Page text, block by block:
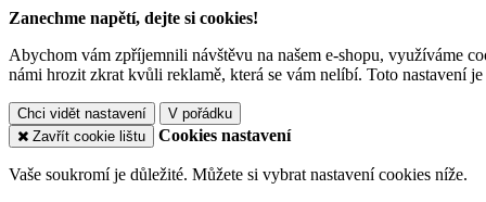
Zanechme napětí, dejte si cookies!
Abychom vám zpříjemnili návštěvu na našem e-shopu, využíváme
námi hrozit zkrat kvůli reklamě, která se vám nelíbí. Toto nastavení
Chci vidět nastavení
V pořádku
Zavřít cookie lištu
Cookies nastavení
Vaše soukromí je důležité. Můžete si vybrat nastavení cookies níže.